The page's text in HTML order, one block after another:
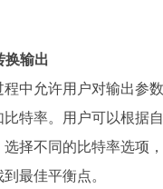
换输出
中允许用户对输出参
比特率。用户可以根据
择不同的比特率选项
最佳平衡点。